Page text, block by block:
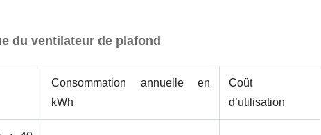
du ventilateur de plafond
Consommation annuelle en
kWh
Coût
d’utilisation